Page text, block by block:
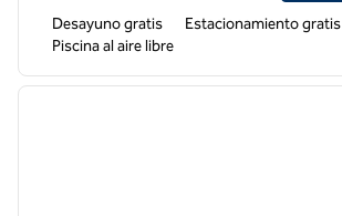
Desayuno gratis
Estacionamiento gratis
Piscina al aire libre
1 de 12